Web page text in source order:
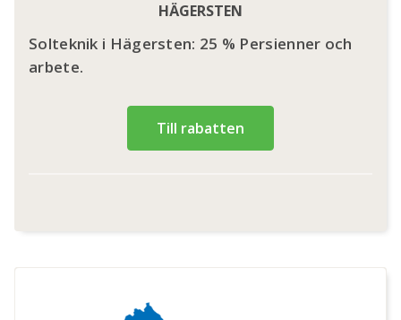
HÄGERSTEN
Solteknik i Hägersten: 25 % Persienner och
arbete.
Till rabatten